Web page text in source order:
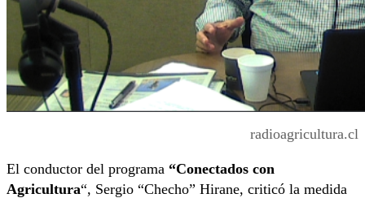
radioagricultura.cl
El conductor del programa “Conectados con
Agricultura“, Sergio “Checho” Hirane, criticó la medida